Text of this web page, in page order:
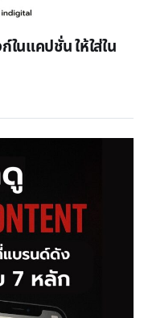
ในแคปชั่น ให้ใส่ใน